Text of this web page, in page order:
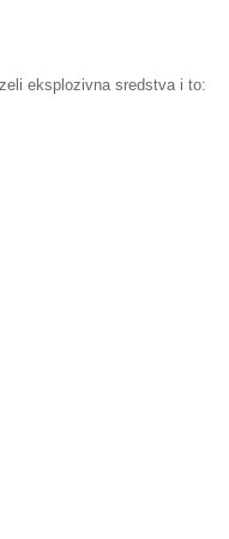
eksplozivna sredstva i to: